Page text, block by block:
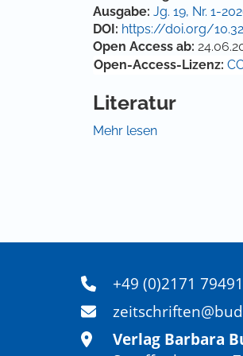
Ausgabe: Jg. 19, Nr. 1-
DOI: https://doi.org/
Open Access ab:
Open-Access-Lizenz:
Literatur
AP. (2010, 17. Mai). Hartz
Beyme, K. von. (2023).
VS.
Blome, F. (2025).
Mehr lesen
+49 (0)2171
Verlag Barbara